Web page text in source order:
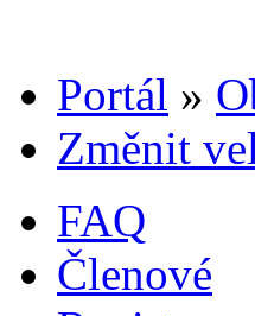
Portál »
Změnit
FAQ
Členové